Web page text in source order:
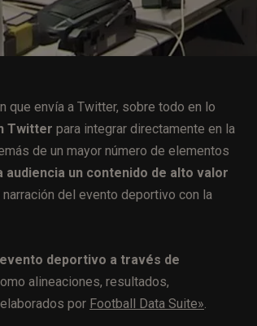
que envía a Twitter, sobre todo en lo
Twitter para integrar directamente en la
de un mayor número de elementos
audiencia un contenido de alto valor
del evento deportivo con la
deportivo a través de
alineaciones, resultados,
por Football Data Suite».